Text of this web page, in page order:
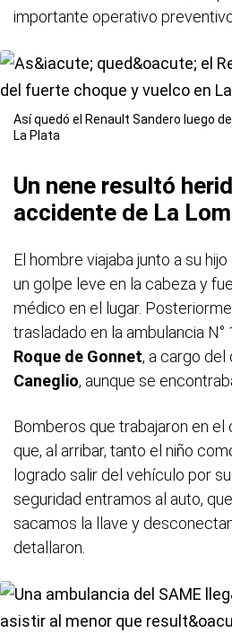
importante operativo
Así quedó el Renault Sandero luego
La Plata
Un nene resultó
accidente de La
El hombre viajaba junto a su
un golpe leve en la cabeza y
médico en el lugar.
trasladado en la ambulancia N°
Roque de Gonnet, a cargo
Caneglio, aunque se
Bomberos que trabajaron en
que, al arribar, tanto el niño
logrado salir del vehículo por
seguridad entramos al auto,
sacamos la llave y
detallaron.